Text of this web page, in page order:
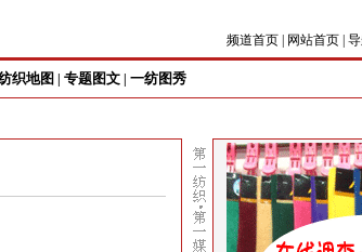
频道首页 网站首页
织地图 专题图文 一纺图秀